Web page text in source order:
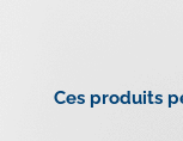
Ces produits